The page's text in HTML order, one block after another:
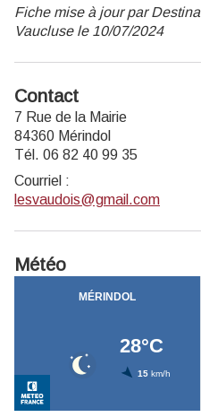
Fiche mise à jour par
Vaucluse le 10/07/2024
Contact
7 Rue de la Mairie
84360 Mérindol
Tél. 06 82 40 99 35
Courriel :
lesvaudois@gmail.com
Météo